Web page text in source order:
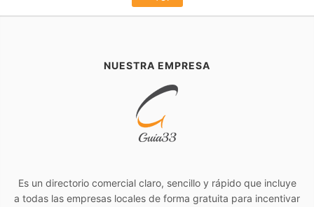
NUESTRA EMPRESA
Es un directorio comercial claro, sencillo y rápido que incluye
a todas las empresas locales de forma gratuita para incentivar